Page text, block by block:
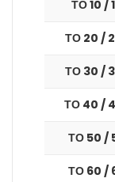
ТО 10 /
ТО 20 /
ТО 30 /
ТО 40 /
ТО 50 /
ТО 60 /